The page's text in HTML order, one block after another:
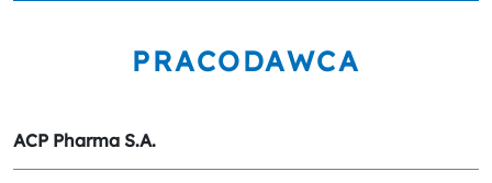
PRACODAWCA
ACP Pharma S.A.